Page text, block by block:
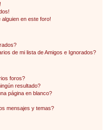
en este foro!
de mi lista de Amigos e Ignorados?
foros?
resultado?
página en blanco?
mensajes y temas?